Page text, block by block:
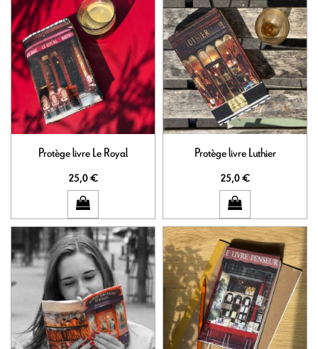
Protège livre Le Royal
25,0 €
Protège livre Luthier
25,0 €